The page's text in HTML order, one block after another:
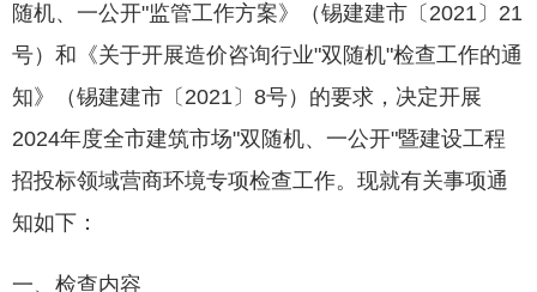
随机、一公开"监管工作方案》（锡建建市〔2021〕21
号）和《关于开展造价咨询行业"双随机"检查工作的通
知》（锡建建市〔2021〕8号）的要求，决定开展
2024年度全市建筑市场"双随机、一公开"暨建设工程
招投标领域营商环境专项检查工作。现就有关事项通
知如下：
一、检查内容